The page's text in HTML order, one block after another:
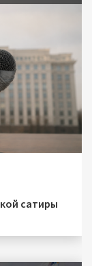
сатиры